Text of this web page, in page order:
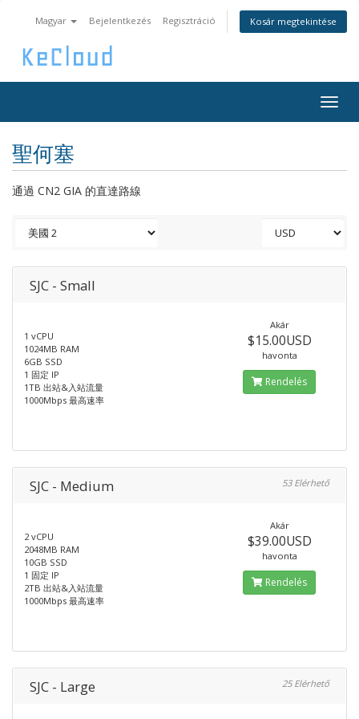
Magyar Bejelentkezés Regisztráció Kosár megtekintése
聖何塞
通過 CN2 GIA 的直達路線
SJC - Small
1 vCPU
1024MB RAM
6GB SSD
1 固定 IP
1TB 出站&入站流量
1000Mbps 最高速率
Akár
$15.00USD
havonta
Rendelés
SJC - Medium 53 Elérhető
2 vCPU
2048MB RAM
10GB SSD
1 固定 IP
2TB 出站&入站流量
1000Mbps 最高速率
Akár
$39.00USD
havonta
Rendelés
SJC - Large 25 Elérhető